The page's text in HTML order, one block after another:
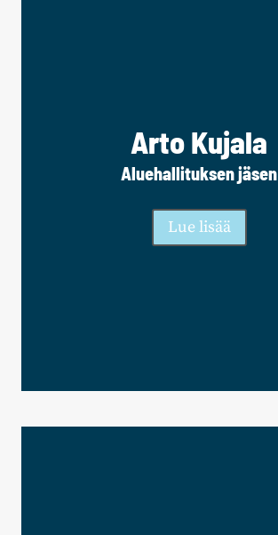
Arto Kujala
Aluehallituksen jäsen
Lue lisää